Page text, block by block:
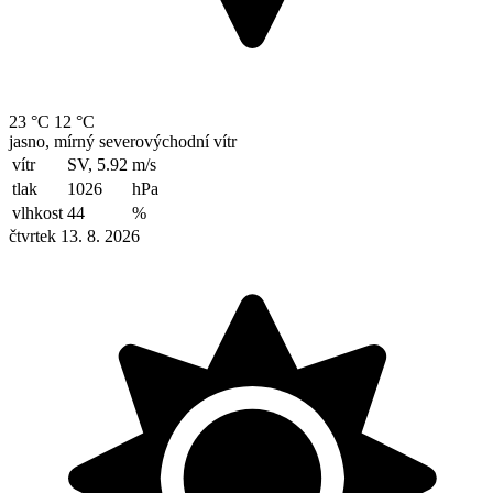
23 °C 12 °C
jasno, mírný severovýchodní vítr
vítr
SV, 5.92 m/s
tlak
1026
hPa
vlhkost 44
%
čtvrtek 13. 8. 2026